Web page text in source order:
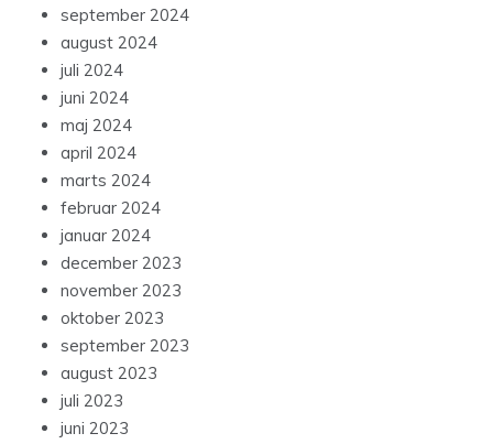
september 2024
august 2024
juli 2024
juni 2024
maj 2024
april 2024
marts 2024
februar 2024
januar 2024
december 2023
november 2023
oktober 2023
september 2023
august 2023
juli 2023
juni 2023